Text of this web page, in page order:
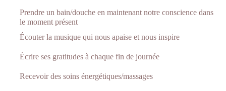
Prendre un bain/douche en maintenant notre conscience dans
le moment présent
Écouter la musique qui nous apaise et nous inspire
Écrire ses gratitudes à chaque fin de journée
Recevoir des soins énergétiques/massages